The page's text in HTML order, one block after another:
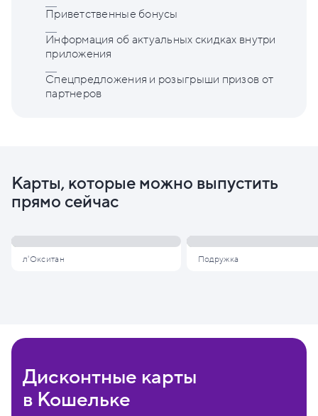
Приветственные бонусы
Информация об актуальных скидках внутри
приложения
Спецпредложения и розыгрыши призов от
партнеров
Карты, которые можно выпустить
прямо сейчас
л'Окситан Подружка
Дисконтные карты
в Кошельке